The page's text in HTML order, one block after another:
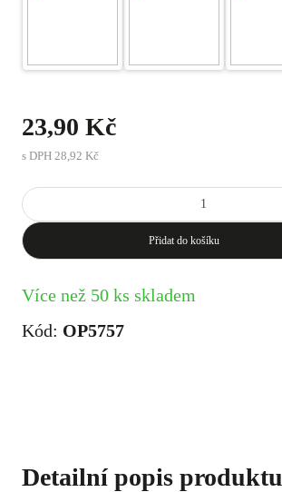
23,90 Kč
s DPH 28,92 Kč
Přidat do košíku
Více než 50 ks skladem
Kód: OP5757
Detailní popis produktu